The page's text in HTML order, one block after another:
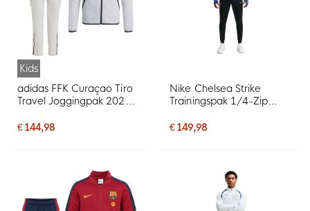
Kids
adidas FFK Curaçao Tiro
Travel Joggingpak 2026-
€ 144,98
Nike Chelsea Strike
Trainingspak 1/4-Zip
Donkerblauw Goudgeel
€ 149,98